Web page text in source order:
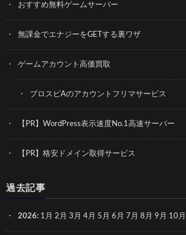
おすすめ無料ゲームサーバー
無課金でエナジーをGETする裏ワザ
ゲームアカウント高価買取
プロスピAのアカウントフリマサービス
【PR】WordPress表示速度No.1高速サーバー
【PR】格安ドメイン取得サービス
過去記事
2026: 1月 2月 3月 4月 5月 6月 7月 8月 9月 10月